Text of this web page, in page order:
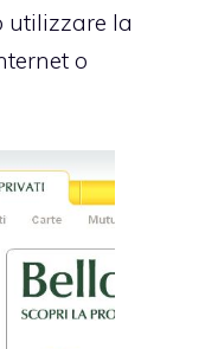
utilizzare la
o